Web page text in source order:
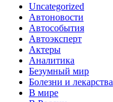
Uncategorized
Автоновости
Автособытия
Автоэксперт
Актеры
Аналитика
Безумный мир
Болезни и лекарства
В мире